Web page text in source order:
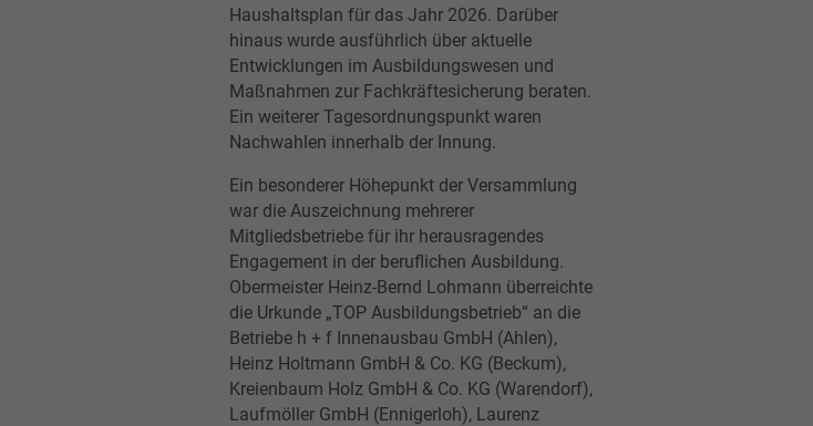
Haushaltsplan für das Jahr 2026. Darüber
hinaus wurde ausführlich über aktuelle
Entwicklungen im Ausbildungswesen und
Maßnahmen zur Fachkräftesicherung beraten.
Ein weiterer Tagesordnungspunkt waren
Nachwahlen innerhalb der Innung.
Ein besonderer Höhepunkt der Versammlung
war die Auszeichnung mehrerer
Mitgliedsbetriebe für ihr herausragendes
Engagement in der beruflichen Ausbildung.
Obermeister Heinz-Bernd Lohmann überreichte
die Urkunde „TOP Ausbildungsbetrieb“ an die
Betriebe h + f Innenausbau GmbH (Ahlen),
Heinz Holtmann GmbH & Co. KG (Beckum),
Kreienbaum Holz GmbH & Co. KG (Warendorf),
Laufmöller GmbH (Ennigerloh), Laurenz